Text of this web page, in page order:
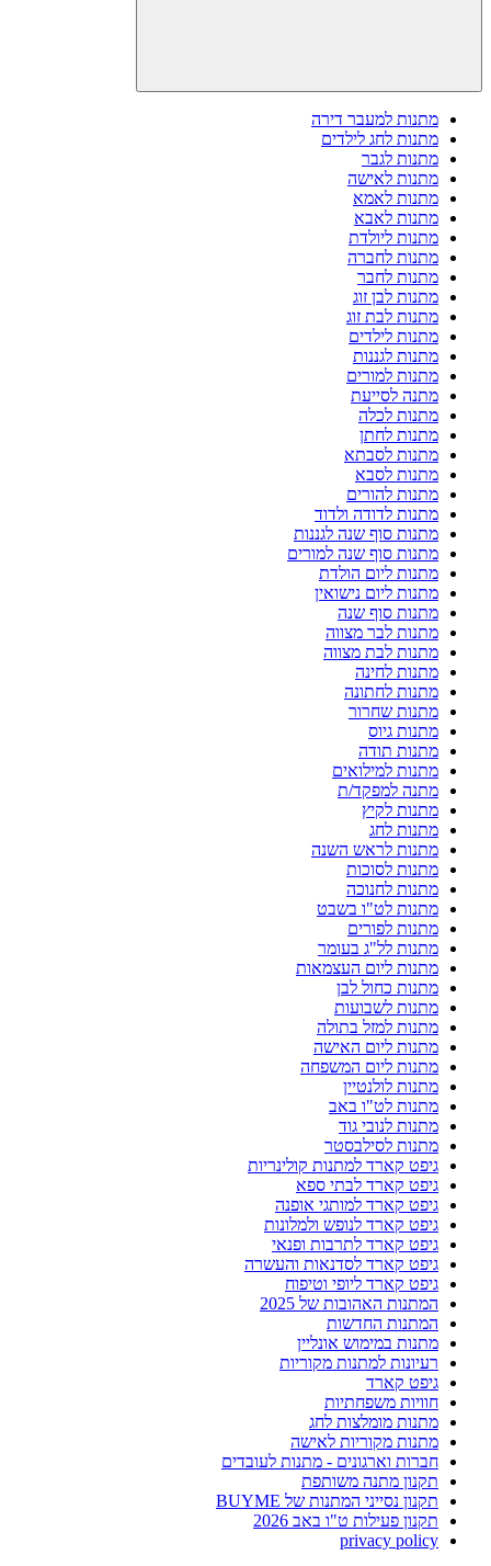
מתנות למעבר דירה
מתנות לחג לילדים
מתנות לגבר
מתנות לאישה
מתנות לאמא
מתנות לאבא
מתנות ליולדת
מתנות לחברה
מתנות לחבר
מתנות לבן זוג
מתנות לבת זוג
מתנות לילדים
מתנות לגננות
מתנות למורים
מתנה לסייעת
מתנות לכלה
מתנות לחתן
מתנות לסבתא
מתנות לסבא
מתנות להורים
מתנות לדודה ולדוד
מתנות סוף שנה לגננות
מתנות סוף שנה למורים
מתנות ליום הולדת
מתנות ליום נישואין
מתנות סוף שנה
מתנות לבר מצווה
מתנות לבת מצווה
מתנות לחינה
מתנות לחתונה
מתנות שחרור
מתנות גיוס
מתנות תודה
מתנות למילואים
מתנה למפקד/ת
מתנות לקיץ
מתנות לחג
מתנות לראש השנה
מתנות לסוכות
מתנות לחנוכה
מתנות לט"ו בשבט
מתנות לפורים
מתנות לל"ג בעומר
מתנות ליום העצמאות
מתנות כחול לבן
מתנות לשבועות
מתנות למזל בתולה
מתנות ליום האישה
מתנות ליום המשפחה
מתנות לולנטיין
מתנות לט"ו באב
מתנות לנובי גוד
מתנות לסילבסטר
גיפט קארד למתנות קולינריות
גיפט קארד לבתי ספא
גיפט קארד למותגי אופנה
גיפט קארד לנופש ולמלונות
גיפט קארד לתרבות ופנאי
גיפט קארד לסדנאות והעשרה
גיפט קארד ליופי וטיפוח
המתנות האהובות של 2025
המתנות החדשות
מתנות במימוש אונליין
רעיונות למתנות מקוריות
גיפט קארד
חוויות משפחתיות
מתנות מומלצות לחג
מתנות מקוריות לאישה
חברות וארגונים - מתנות לעובדים
תקנון מתנה משותפת
תקנון נסייני המתנות של BUYME
תקנון פעילות ט"ו באב 2026
privacy policy